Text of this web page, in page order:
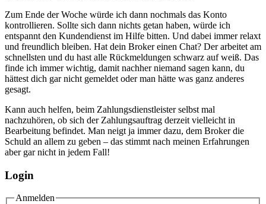
Zum Ende der Woche würde ich dann nochmals das Konto
kontrollieren. Sollte sich dann nichts getan haben, würde ich
entspannt den Kundendienst im Hilfe bitten. Und dabei immer relaxt
und freundlich bleiben. Hat dein Broker einen Chat? Der arbeitet am
schnellsten und du hast alle Rückmeldungen schwarz auf weiß. Das
finde ich immer wichtig, damit nachher niemand sagen kann, du
hättest dich gar nicht gemeldet oder man hätte was ganz anderes
gesagt.
Kann auch helfen, beim Zahlungsdienstleister selbst mal
nachzuhören, ob sich der Zahlungsauftrag derzeit vielleicht in
Bearbeitung befindet. Man neigt ja immer dazu, dem Broker die
Schuld an allem zu geben – das stimmt nach meinen Erfahrungen
aber gar nicht in jedem Fall!
Login
Anmelden